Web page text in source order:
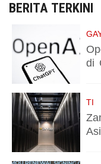
BERITA TERKINI
di
TI